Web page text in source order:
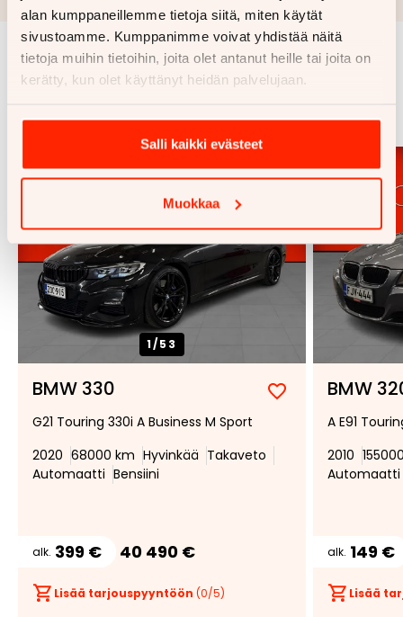
alan kumppaneillemme tietoja siitä, miten käytät
sivustoamme. Kumppanimme voivat yhdistää näitä
tietoja muihin tietoihin, joita olet antanut heille tai joita on
kerätty, kun olet käyttänyt heidän palvelujaan.
Salli kaikki evästeet
Muokkaa
Samankaltaisia ajoneuvoja
1/53
BMW 330
Lisää
suosikiksi
Poista
suosikeista
G21 Touring 330i A Business M Sport
2020 68000 km Hyvinkää Takaveto
Automaatti Bensiini
alk. 399 € 40 490 €
Lisää tarjouspyyntöön (0/5)
BMW
A E91
2010
Automaatti
alk. 149 €
Lisää